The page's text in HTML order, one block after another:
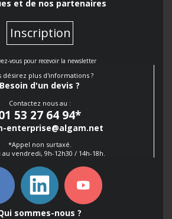
et de nos partenaires
Inscription
vous pour recevoir la newsletter
désirez plus d'informations ?
Besoin d'un devis ?
Contactez nous au :
53 27 64 94*
enterprise@algam.net
*Appel non surtaxé.
au vendredi, 9h-12h30 / 14h-18h.
sommes-nous ?